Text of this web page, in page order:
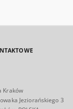
Kraków
Jeziorańskiego 3